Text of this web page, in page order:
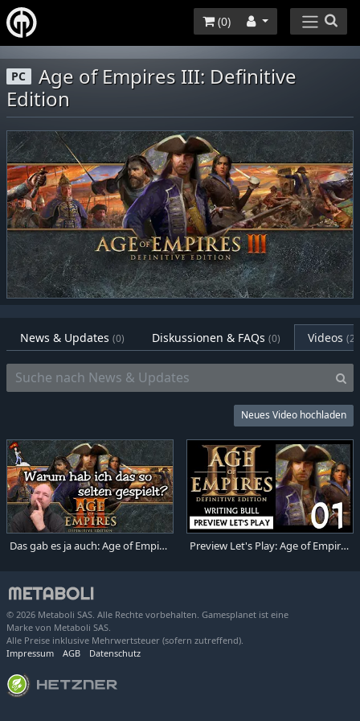
(0)
PC
Age of Empires III: Definitive
Edition
News & Updates (0) Diskussionen & FAQs (0) Videos (2)
Neues Video hochladen
Das gab es ja auch: Age of Empires III Definitive Edition Preview Let's Play: Age of Empires III: Definitive Edition (01) [deutsch]
© 2026 Metaboli SAS. Alle Rechte vorbehalten. Gamesplanet ist eine
Marke von Metaboli SAS.
Alle Preise inklusive Mehrwertsteuer (sofern zutreffend).
Impressum
AGB Datenschutz